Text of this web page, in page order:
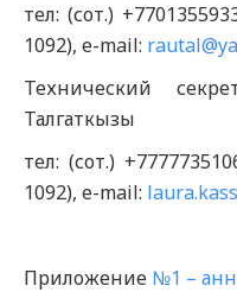
тел: (сот.)
1092), e-mail:
Технический
Талгаткызы
тел: (сот.)
1092), e-mail:
Приложение №1 –